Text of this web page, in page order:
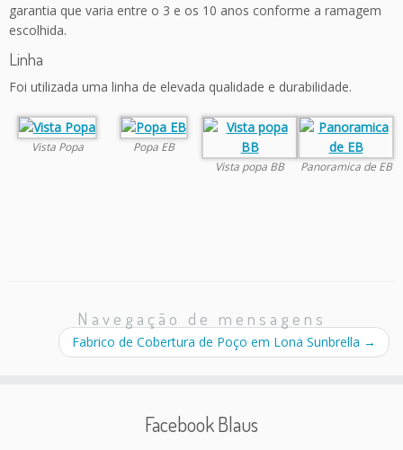
garantia que varia entre o 3 e os 10 anos conforme a ramagem
escolhida.
Linha
Foi utilizada uma linha de elevada qualidade e durabilidade.
Vista Popa
Popa EB
Vista popa BB
Panoramica de EB
Navegação de mensagens
Fabrico de Cobertura de Poço em Lona Sunbrella →
Facebook Blaus